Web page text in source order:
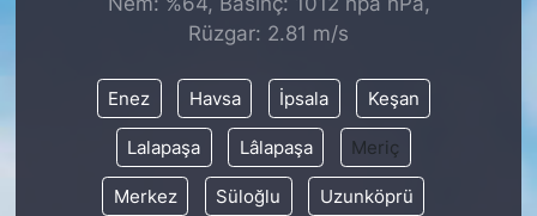
Rüzgar: 2.81 m/s
Enez Havsa İpsala Keşan
Lalapaşa Lâlapaşa Meriç
Merkez Süloğlu Uzunköprü
KONGRE TAKVİMİ
RÖPORTAJLAR